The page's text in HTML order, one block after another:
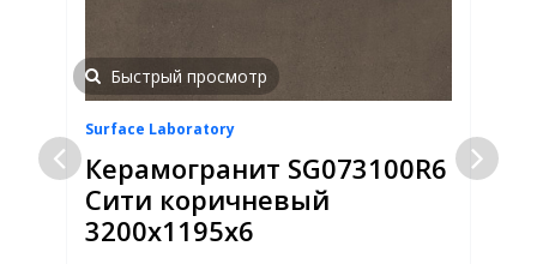
Быстрый просмотр
Surface Laboratory
Керамогранит SG073100R6
Сити коричневый
3200х1195х6